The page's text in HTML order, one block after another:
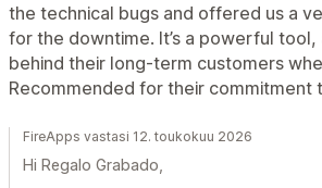
the technical bugs and offered us a
for the downtime. It’s a powerful
behind their long-term customers
Recommended for their commitment
FireApps vastasi 12. toukokuu 2026
Hi Regalo Grabado,